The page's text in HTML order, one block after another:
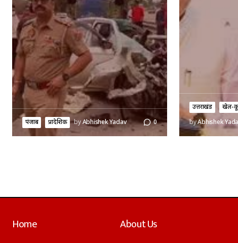
पंजाब प्रादेशिक byAbhishek Yadav 0
उत्तराखंड खेल-
byAbhishek
Home About Us